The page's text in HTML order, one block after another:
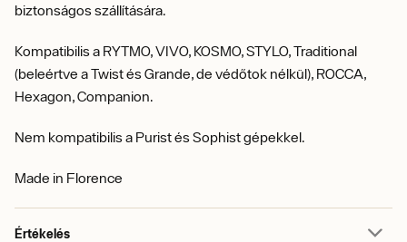
biztonságos szállítására.
Kompatibilis a RYTMO, VIVO, KOSMO, STYLO, Traditional
(beleértve a Twist és Grande, de védőtok nélkül), ROCCA,
Hexagon, Companion.
Nem kompatibilis a Purist és Sophist gépekkel.
Made in Florence
Értékelés